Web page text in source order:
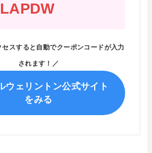
スすると自動でクーポンコードが入力
されます！／
ウェリントン公式サイト
をみる